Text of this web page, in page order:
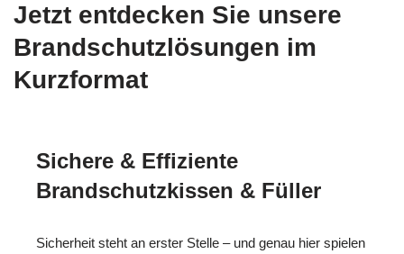
Jetzt entdecken Sie unsere
Brandschutzlösungen im
Kurzformat
Sichere & Effiziente
Brandschutzkissen & Füller
Sicherheit steht an erster Stelle – und genau hier spielen